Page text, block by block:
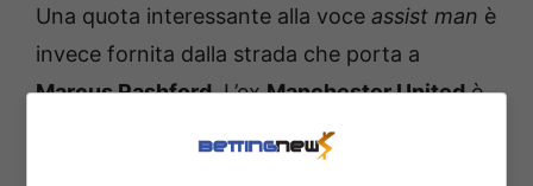
Una quota interessante alla voce assist man è
invece fornita dalla strada che porta a
Marcus Rashford. L’exManchester Unitedè
calciatore più incisivo
delle ultime settimane in casa blaugrana